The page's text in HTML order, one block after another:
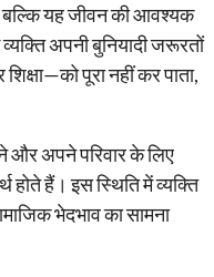
बल्कि यह जीवन की आवश्यक
अपनी बुनियादी जरूरतों
पूरा नहीं कर पाता,
और अपने परिवार के लिए
होते हैं। इस स्थिति में व्यक्ति
भेदभाव का सामना